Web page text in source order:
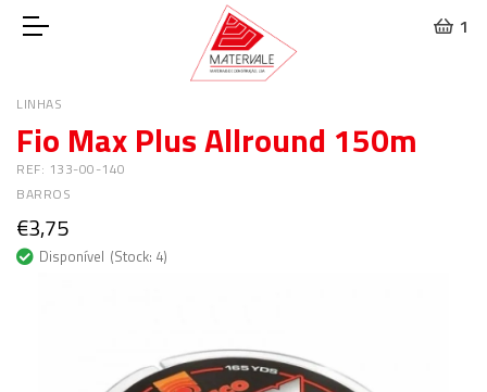
1
LINHAS
Fio Max Plus Allround 150m
REF: 133-00-140
BARROS
€3,75
Disponível (Stock: 4)